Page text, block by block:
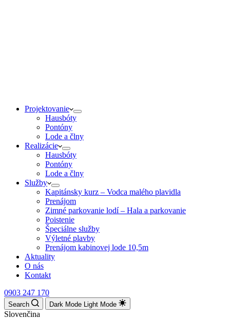
Projektovanie
Hausbóty
Pontóny
Lode a člny
Realizácie
Hausbóty
Pontóny
Lode a člny
Služby
Kapitánsky kurz – Vodca malého plavidla
Prenájom
Zimné parkovanie lodí – Hala a parkovanie
Poistenie
Špeciálne služby
Výletné plavby
Prenájom kabinovej lode 10,5m
Aktuality
O nás
Kontakt
0903 247 170
Search Dark Mode Light Mode
Slovenčina